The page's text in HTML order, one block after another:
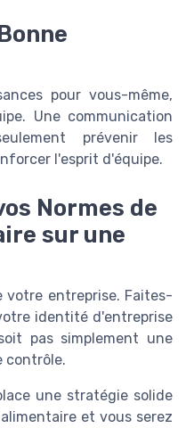
pour vous-même,
Une communication
prévenir les
l'esprit d'équipe.
Normes de
sur une
entreprise. Faites-
identité d'entreprise
pas simplement une
contrôle.
une stratégie solide
et vous serez